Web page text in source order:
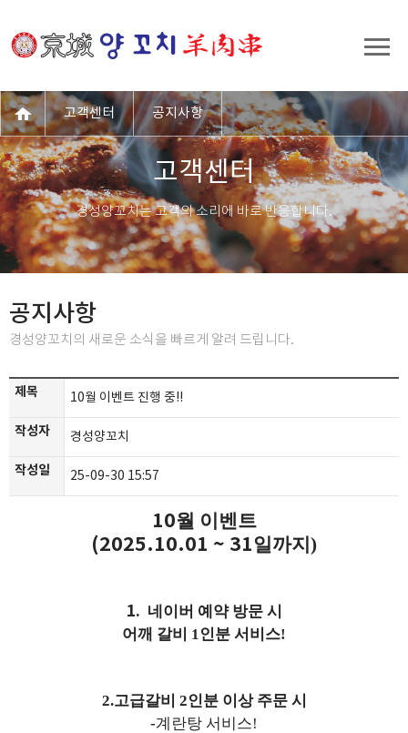
고객센터
경성양꼬치는 고객의 소리에 바로 반응합니다.
공지사항
경성양꼬치의 새로운 소식을 빠르게 알려 드립니다.
고객센터 공지사항
제목 10월 이벤트 진행 중!!
작성자 경성양꼬치
작성일 25-09-30 15:57
10월 이벤트
(2025.10.01 ~ 31일까지)
1. 네이버 예약 방문 시
어깨 갈비 1인분 서비스!
2.고급갈비 2인분 이상 주문 시
-계란탕 서비스!